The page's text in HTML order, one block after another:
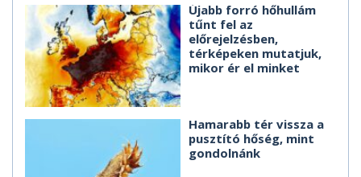
Újabb forró hőhullám
tűnt fel az
előrejelzésben,
térképeken mutatjuk,
mikor ér el minket
Hamarabb tér vissza a
pusztító hőség, mint
gondolnánk